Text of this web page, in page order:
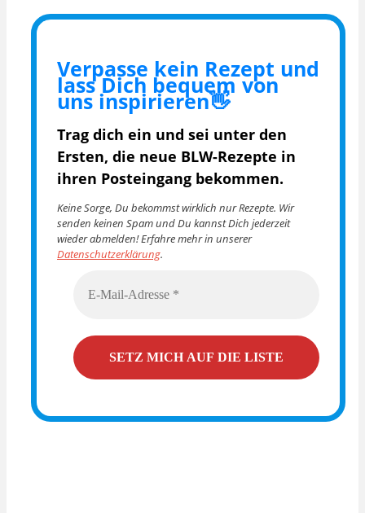
Verpasse kein Rezept und
lass Dich bequem von
uns inspirieren👋
Trag dich ein und sei unter den
Ersten, die neue BLW-Rezepte in
ihren Posteingang bekommen.
Keine Sorge, Du bekommst wirklich nur Rezepte. Wir
senden keinen Spam und Du kannst Dich jederzeit
wieder abmelden! Erfahre mehr in unserer
Datenschutzerklärung.